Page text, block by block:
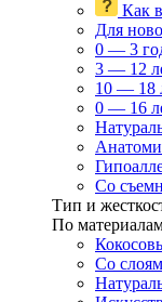
Как
Для
0 — 3
3 — 12
10 — 18
0 — 16
Со
Тип и
По
Со